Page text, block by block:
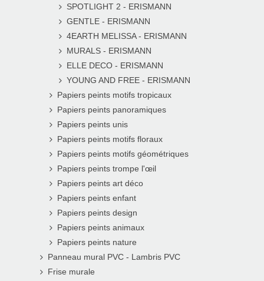
SPOTLIGHT 2 - ERISMANN
GENTLE - ERISMANN
4EARTH MELISSA - ERISMANN
MURALS - ERISMANN
ELLE DECO - ERISMANN
YOUNG AND FREE - ERISMANN
Papiers peints motifs tropicaux
Papiers peints panoramiques
Papiers peints unis
Papiers peints motifs floraux
Papiers peints motifs géométriques
Papiers peints trompe l'œil
Papiers peints art déco
Papiers peints enfant
Papiers peints design
Papiers peints animaux
Papiers peints nature
Panneau mural PVC - Lambris PVC
Frise murale